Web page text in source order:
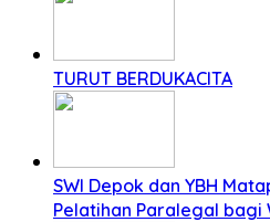
TURUT BERDUKACITA
SWI Depok dan YBH
Pelatihan Paralegal bagi